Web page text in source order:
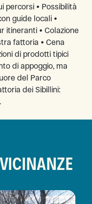
percorsi • Possibilità
guide locali •
itineranti • Colazione
fattoria • Cena
di prodotti tipici
di appoggio, ma
del Parco
dei Sibillini: